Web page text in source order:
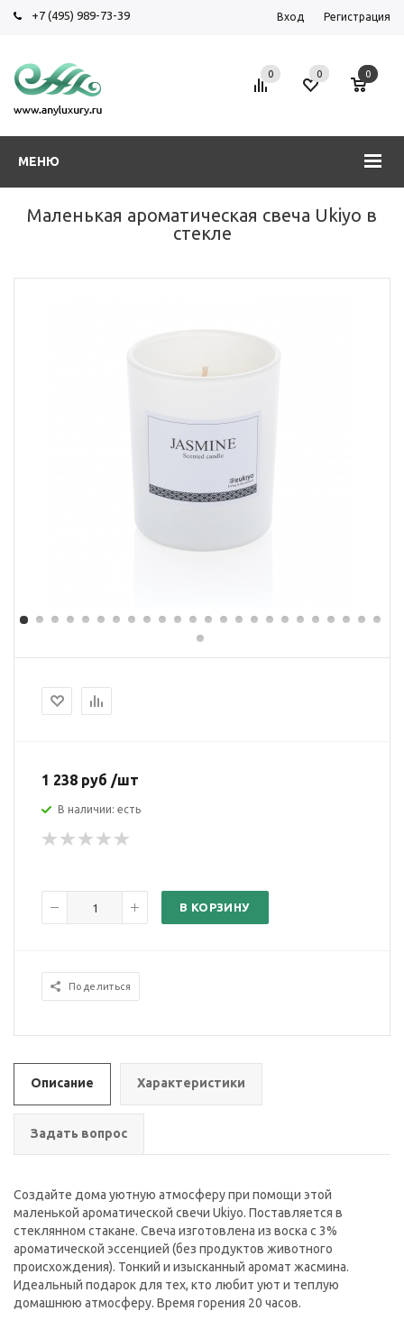
+7 (495) 989-73-39 Вход Регистрация
МЕНЮ
0 0 0
Маленькая ароматическая свеча Ukiyo в
стекле
1 238 руб /шт
В наличии: есть
В КОРЗИНУ
Поделиться
Описание Характеристики
Задать вопрос
Создайте дома уютную атмосферу при помощи этой
маленькой ароматической свечи Ukiyo. Поставляется в
стеклянном стакане. Свеча изготовлена из воска с 3%
ароматической эссенцией (без продуктов животного
происхождения). Тонкий и изысканный аромат жасмина.
Идеальный подарок для тех, кто любит уют и теплую
домашнюю атмосферу. Время горения 20 часов.